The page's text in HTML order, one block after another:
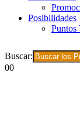
Posibilidades
Puntos
Buscar:
00